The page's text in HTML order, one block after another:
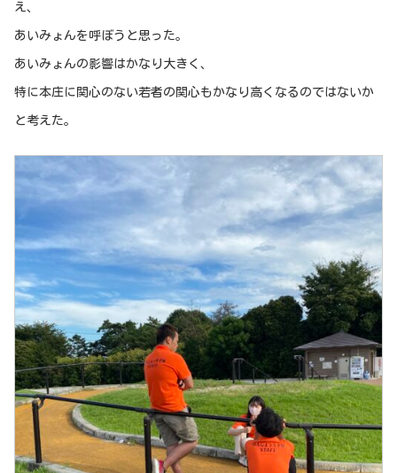
え、
あいみょんを呼ぼうと思った。
あいみょんの影響はかなり大きく、
特に本庄に関心のない若者の関心もかなり高くなるのではないか
と考えた。